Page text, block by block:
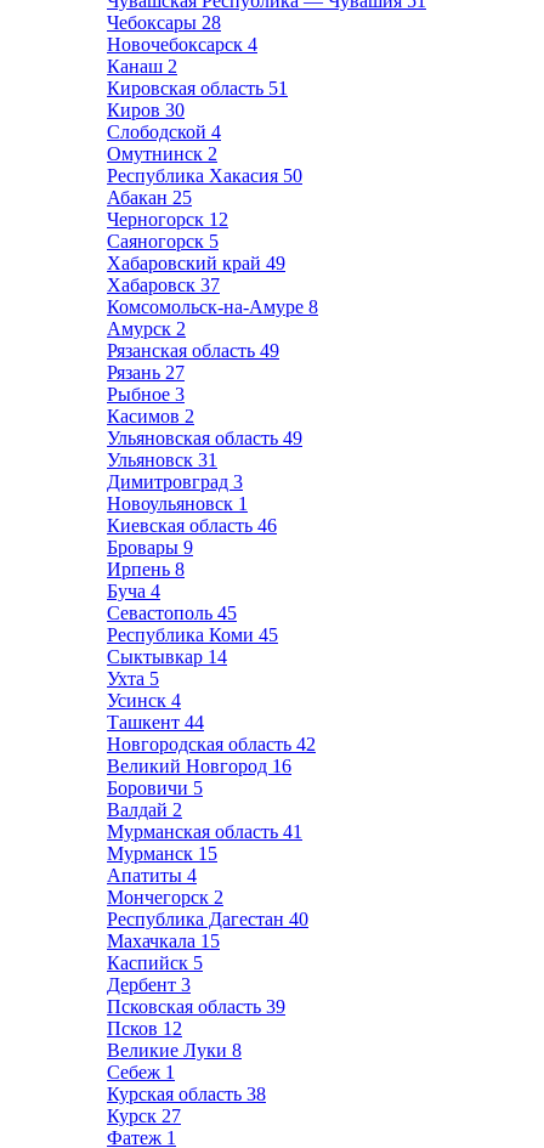
Чебоксары 28
Новочебоксарск 4
Канаш 2
Кировская область 51
Киров 30
Слободской 4
Омутнинск 2
Республика Хакасия 50
Абакан 25
Черногорск 12
Саяногорск 5
Хабаровский край 49
Хабаровск 37
Комсомольск-на-Амуре 8
Амурск 2
Рязанская область 49
Рязань 27
Рыбное 3
Касимов 2
Ульяновская область 49
Ульяновск 31
Димитровград 3
Новоульяновск 1
Киевская область 46
Бровары 9
Ирпень 8
Буча 4
Севастополь 45
Республика Коми 45
Сыктывкар 14
Ухта 5
Усинск 4
Ташкент 44
Новгородская область 42
Великий Новгород 16
Боровичи 5
Валдай 2
Мурманская область 41
Мурманск 15
Апатиты 4
Мончегорск 2
Республика Дагестан 40
Махачкала 15
Каспийск 5
Дербент 3
Псковская область 39
Псков 12
Великие Луки 8
Себеж 1
Курская область 38
Курск 27
Фатеж 1